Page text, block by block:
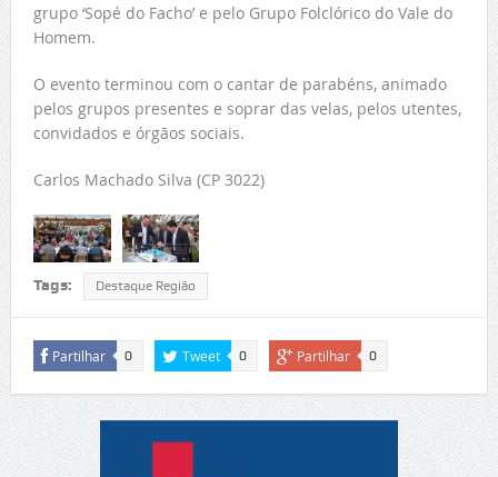
grupo ‘Sopé do Facho’ e pelo Grupo Folclórico do Vale do
Homem.
O evento terminou com o cantar de parabéns, animado
pelos grupos presentes e soprar das velas, pelos utentes,
convidados e órgãos sociais.
Carlos Machado Silva (CP 3022)
Tags: Destaque Região
Partilhar 0 Tweet 0 Partilhar 0